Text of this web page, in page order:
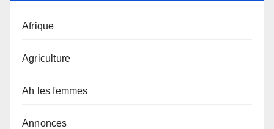
Afrique
Agriculture
Ah les femmes
Annonces